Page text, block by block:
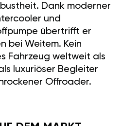
Dank moderner
und
übertrifft er
bei Weitem. Kein
Fahrzeug weltweit als
luxuriöser Begleiter
Offroader.